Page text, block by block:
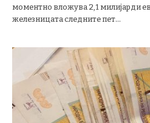
моментно вложува 2,1 милијарди
железницата следните пет…